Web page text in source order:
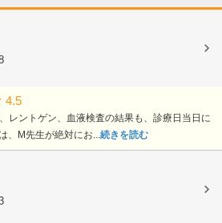
4.5
レントゲン、血液検査の結果も、診療日当日に
、M先生が絶対にお...続きを読む